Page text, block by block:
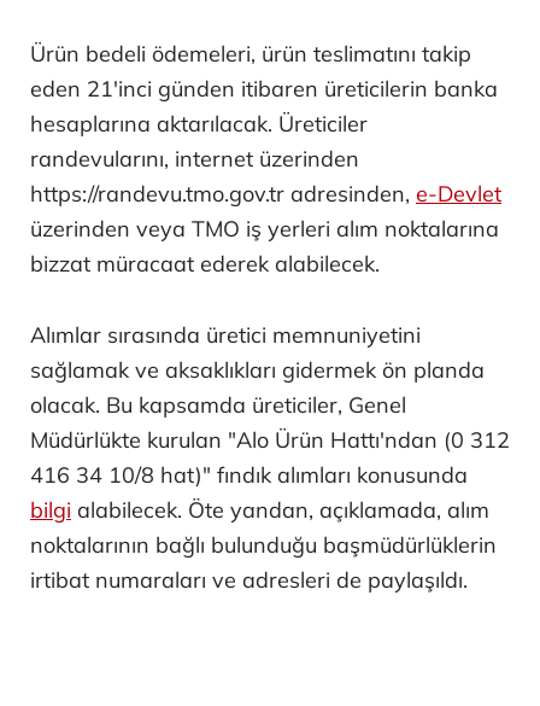
Ürün bedeli ödemeleri, ürün teslimatını takip
eden 21'inci günden itibaren üreticilerin banka
hesaplarına aktarılacak. Üreticiler
randevularını, internet üzerinden
https://randevu.tmo.gov.tr adresinden, e-Devlet
üzerinden veya TMO iş yerleri alım noktalarına
bizzat müracaat ederek alabilecek.
Alımlar sırasında üretici memnuniyetini
sağlamak ve aksaklıkları gidermek ön planda
olacak. Bu kapsamda üreticiler, Genel
Müdürlükte kurulan "Alo Ürün Hattı'ndan (0 312
416 34 10/8 hat)" fındık alımları konusunda
bilgi alabilecek. Öte yandan, açıklamada, alım
noktalarının bağlı bulunduğu başmüdürlüklerin
irtibat numaraları ve adresleri de paylaşıldı.